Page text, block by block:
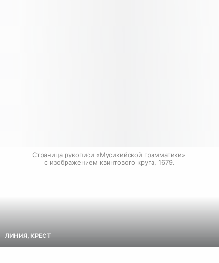
Страница рукописи «Мусикийской грамматики»
с изображением квинтового круга, 1679.
ЛИНИЯ, КРЕСТ